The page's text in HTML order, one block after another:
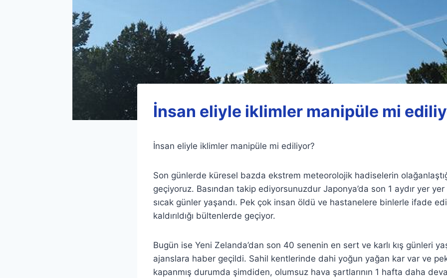
İnsan eliyle iklimler manipüle mi
İnsan eliyle iklimler manipüle mi ediliyor?
Son günlerde küresel bazda ekstrem meteorolojik hadiselerin
geçiyoruz. Basından takip ediyorsunuzdur Japonya’da son 1 aydır yer yer
sıcak günler yaşandı. Pek çok insan öldü ve hastanelere binlerle ifade
kaldırıldığı bültenlerde geçiyor.
Bugün ise Yeni Zelanda’dan son 40 senenin en sert ve karlı kış günleri
ajanslara haber geçildi. Sahil kentlerinde dahi yoğun yağan kar var ve
kapanmış durumda şimdiden, olumsuz hava şartlarının 1 hafta daha